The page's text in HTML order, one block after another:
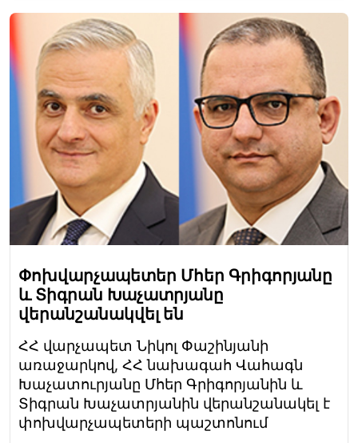
Փոխվարչապետեր Մհեր Գրիգորյանը
և Տիգրան Խաչատրյանը
վերանշանակվել են
ՀՀ վարչապետ Նիկոլ Փաշինյանի
առաջարկով, ՀՀ նախագահ Վահագն
Խաչատուրյանը Մհեր Գրիգորյանին և
Տիգրան Խաչատրյանին վերանշանակել է
փոխվարչապետերի պաշտոնում